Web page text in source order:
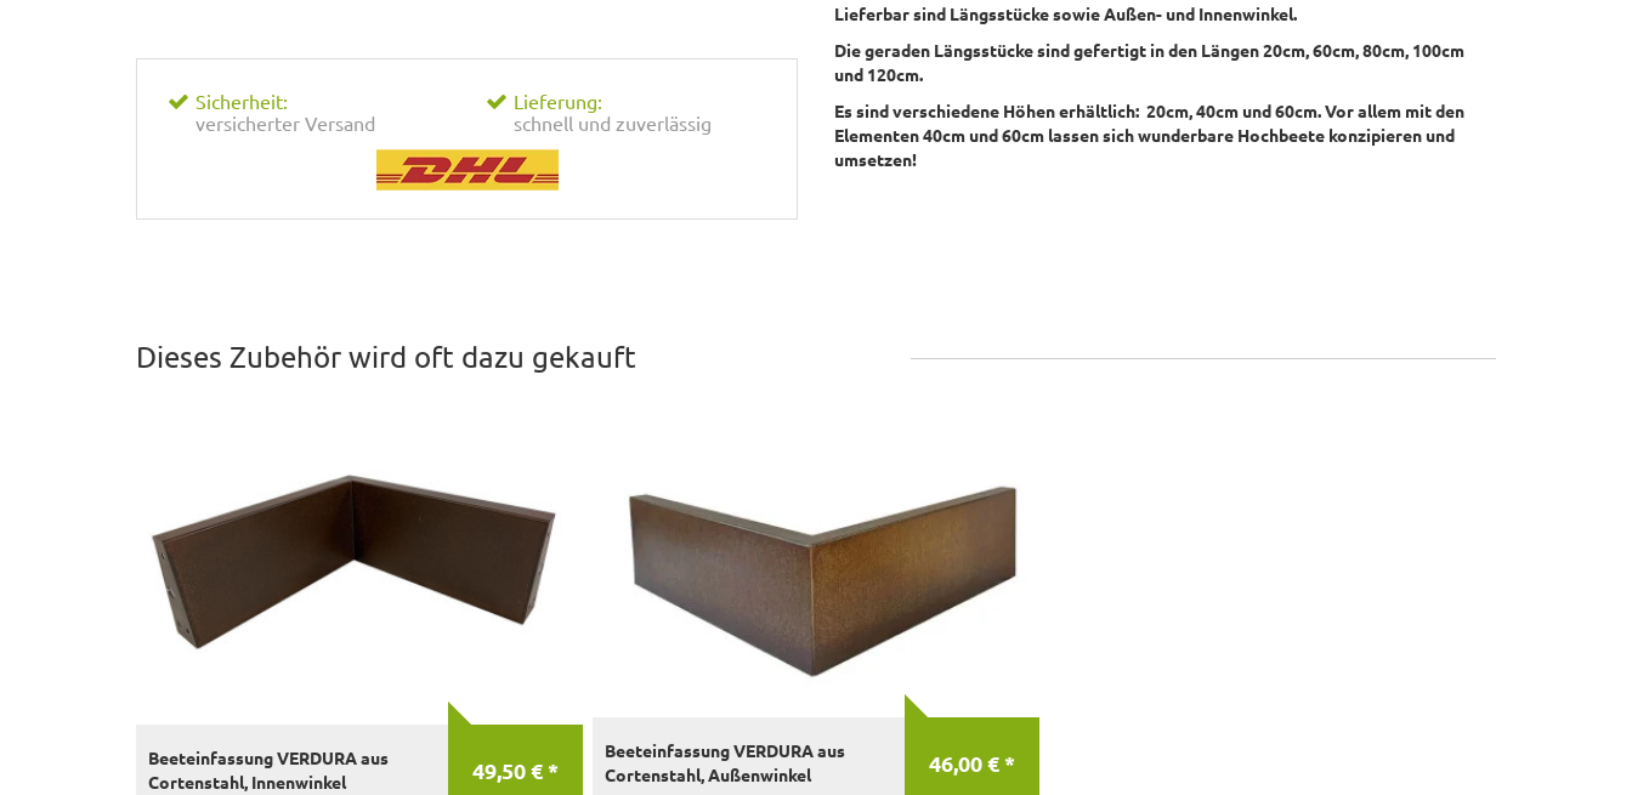
Sicherheit:
versicherter Versand
Lieferung:
schnell und zuverlässig
Lieferbar sind Längsstücke sowie Außen- und Innenwinkel.
Die geraden Längsstücke sind gefertigt in den Längen 20cm, 60cm, 80cm, 100cm
und 120cm.
Es sind verschiedene Höhen erhältlich: 20cm, 40cm und 60cm. Vor allem mit den
Elementen 40cm und 60cm lassen sichwunderbare Hochbeete konzipieren und
umsetzen!
Dieses Zubehör wird oft dazu gekauft
49,50 € *
Beeteinfassung VERDURA aus
Cortenstahl, Innenwinkel
46,00 € *
Beeteinfassung VERDURA aus
Cortenstahl, Außenwinkel